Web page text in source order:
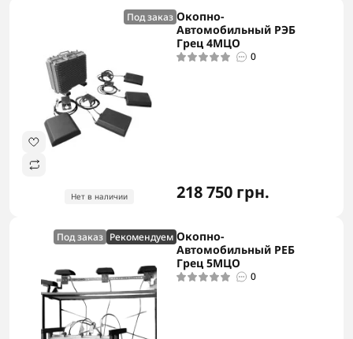
Под заказ
Нет в наличии
Окопно-
Автомобильный РЭБ
Грец 4МЦО
0
218 750 грн.
Под заказ Рекомендуем Окопно-
Автомобильный РЕБ
Грец 5MЦО
0